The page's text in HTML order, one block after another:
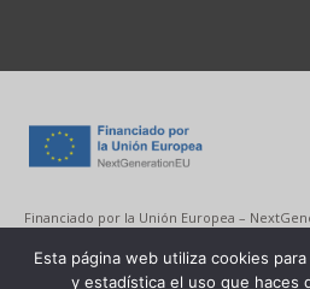
Financiado por la Unión Europea –
Esta página web utiliza cookies
y estadística el uso que haces